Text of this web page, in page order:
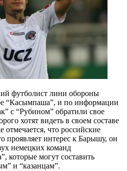
футболист лини обороны
“Касымпаша”, и по информации
с “Рубином” обратили свое
хотят видеть в своем составе
что российские
проявляет интерес к Барышу, он
немецких команд
которые могут составить
и “казанцам”.